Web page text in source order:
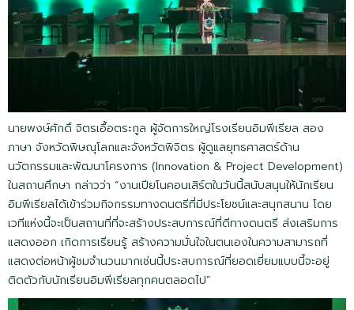
นายพงษ์ศักดิ์ จิตรเอื้อตระกูล ผู้จัดการใหญ่โรงเรียนอิมพีเรียล สอง
ภาษา จังหวัดพิษณุโลกและจังหวัดพิจิตร ผู้ดูแลยุทธศาสตร์ด้าน
นวัตกรรมและพัฒนาโครงการ (Innovation & Project Development)
ในสถานศึกษา กล่าวว่า “งานเปียโนคอนเสิร์ตในวันนี้สนับสนุนให้นักเรียน
อิมพีเรียลได้เข้าร่วมกิจกรรมทางดนตรีที่มีประโยชน์และสนุกสนาน โดย
เวทีแห่งนี้จะเป็นสถานที่ที่จะสร้างประสบการณ์ที่ดีทางดนตรี ส่งเสริมการ
แสดงออก เกิดการเรียนรู้ สร้างความมั่นใจในตนเองในความสามารถที่
แสดงต่อหน้าผู้ชมจำนวนมากเช่นนี้ประสบการณ์ที่ยอดเยี่ยมแบบนี้จะอยู่
ติดตัวกับนักเรียนอิมพีเรียลทุกคนตลอดไป”